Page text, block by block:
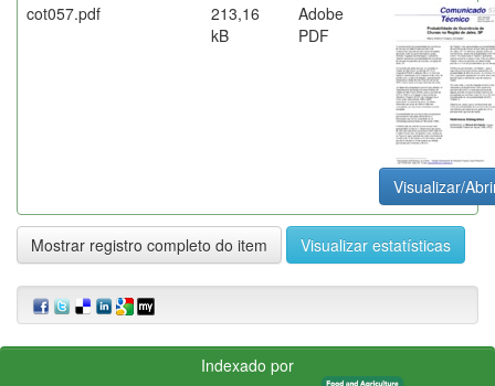
cot057.pdf
213,16
kB
Adobe
PDF
Visualizar/
Mostrar registro completo do item Visualizar estatísticas
Indexado por